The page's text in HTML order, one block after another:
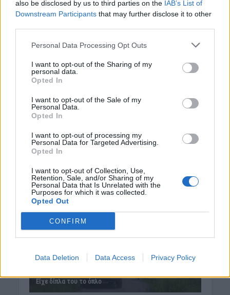
also be disclosed by us to third parties on the IAB’s List of
Downstream Participants that may further disclose it to other
Personal Data Processing Opt Outs
I want to opt-out of the Sharing of my
personal data.
Opted In
I want to opt-out of the Sale of my
Personal Data.
Opted In
I want to opt-out of processing my
Personal Data for Targeted Advertising.
Opted In
I want to opt-out of Collection, Use,
Retention, Sale, and/or Sharing of my
Personal Data that Is Unrelated with the
Purposes for which it was collected.
Opted Out
CONFIRM
Data Deletion Data Access Privacy Policy